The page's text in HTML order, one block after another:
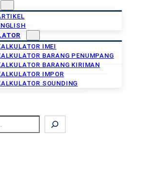
IMEI
BARANG PENUMPANG
BARANG KIRIMAN
IMPOR
SOUNDING